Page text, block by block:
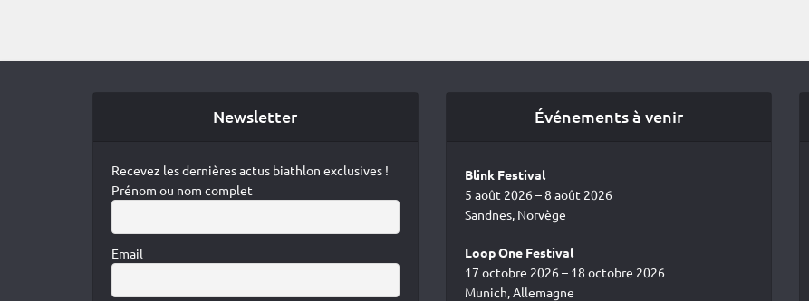
Newsletter
Recevez les dernières actus biathlon exclusives !
Prénom ou nom complet
Email
Événements à venir
Blink Festival
5 août 2026 – 8 août 2026
Sandnes, Norvège
Loop One Festival
17 octobre 2026 – 18 octobre 2026
Munich, Allemagne